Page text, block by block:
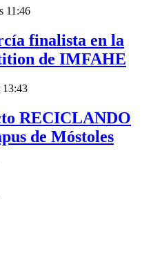
11:46
finalista en la
de IMFAHE
13:43
RECICLANDO
de Móstoles